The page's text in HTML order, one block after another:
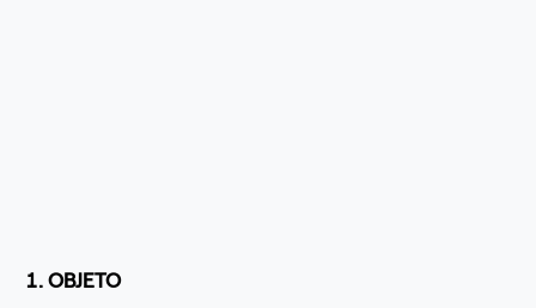
1. OBJETO